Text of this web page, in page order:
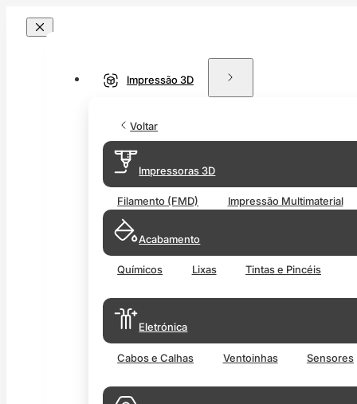
Impressão 3D
Voltar
Impressoras 3D
Filamento (FMD) Impressão Multimaterial
Acabamento
Químicos Lixas Tintas e Pincéis
Eletrónica
Cabos e Calhas Ventoinhas Sensores